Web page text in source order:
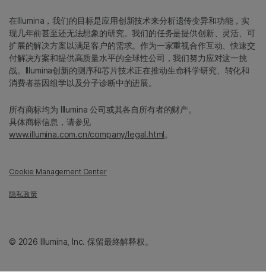
在Illumina，我们的目标是应用创新技术来分析遗传变异和功能，实
现几年前甚至还无法想象的研究。我们的任务是提供创新、灵活、可
扩展的解决方案以满足客户的需求。作为一家重视合作互动、快速交
付解决方案和提供高质量水平的全球性公司，我们努力应对这一挑
战。Illumina创新的测序和芯片技术正在推动生命科学研究、转化和
消费者基因组学以及分子诊断中的进展。
所有商标均为 Illumina 公司或其各自所有者的财产。
具体商标信息，请参见
www.illumina.com.cn/company/legal.html。
Cookie Management Center
隐私政策
© 2026 Illumina, Inc. 保留最终解释权。